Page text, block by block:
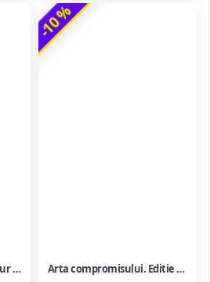
Cum sa cresti un copil sigur de sine ... si sa-i consolidezi autostima
-10 %
Arta compromisului. Editie ne varietur - Ileana Vulpescu